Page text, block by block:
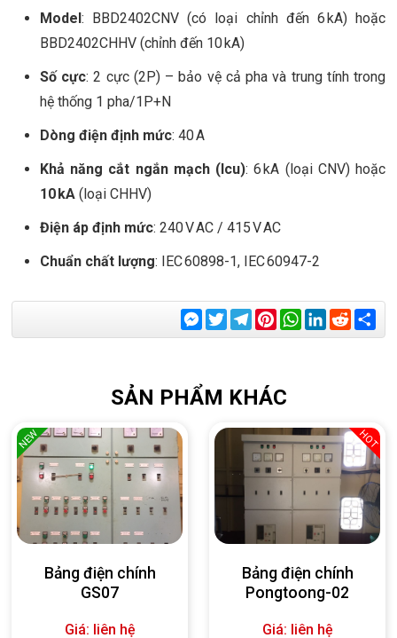
Model: BBD2402CNV (có loại chỉnh đến 6 kA) hoặc
BBD2402CHHV (chỉnh đến 10 kA)
Số cực: 2 cực (2P) – bảo vệ cả pha và trung tính trong
hệ thống 1 pha/1P+N
Dòng điện định mức: 40 A
Khả năng cắt ngắn mạch (Icu): 6 kA (loại CNV) hoặc
10 kA (loại CHHV)
Điện áp định mức: 240 V AC / 415 V AC
Chuẩn chất lượng: IEC 60898-1, IEC 60947-2
Messenger
TwitterTelegram
Pinterest
WhatsApp
LinkedIn
Reddit
SẢN PHẨM KHÁC
NEW
Bảng điện chính
GS07
Giá: liên hệ
HOT
Bảng điện chính
Pongtoong-02
Giá: liên hệ